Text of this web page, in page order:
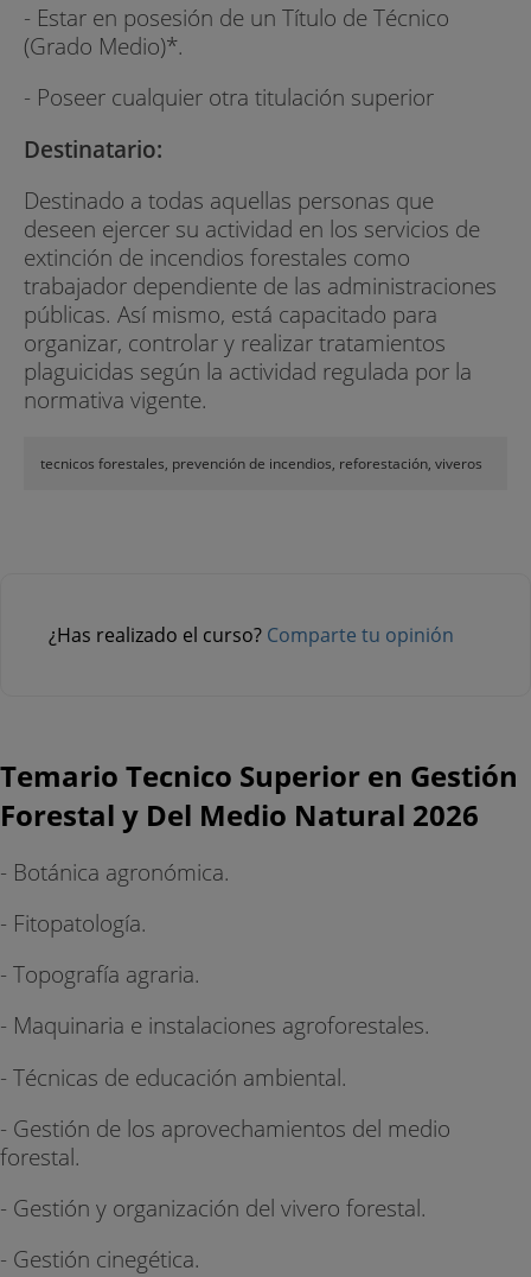
- Estar en posesión de un Título de Técnico
(Grado Medio)*.
- Poseer cualquier otra titulación superior
Destinatario:
Destinado a todas aquellas personas que
deseen ejercer su actividad en los servicios de
extinción de incendios forestales como
trabajador dependiente de las administraciones
públicas. Así mismo, está capacitado para
organizar, controlar y realizar tratamientos
plaguicidas según la actividad regulada por la
normativa vigente.
tecnicos forestales, prevención de incendios, reforestación, viveros
¿Has realizado el curso? Comparte tu opinión
Temario Tecnico Superior en Gestión
Forestal y Del Medio Natural 2026
- Botánica agronómica.
- Fitopatología.
- Topografía agraria.
- Maquinaria e instalaciones agroforestales.
- Técnicas de educación ambiental.
- Gestión de los aprovechamientos del medio
forestal.
- Gestión y organización del vivero forestal.
- Gestión cinegética.